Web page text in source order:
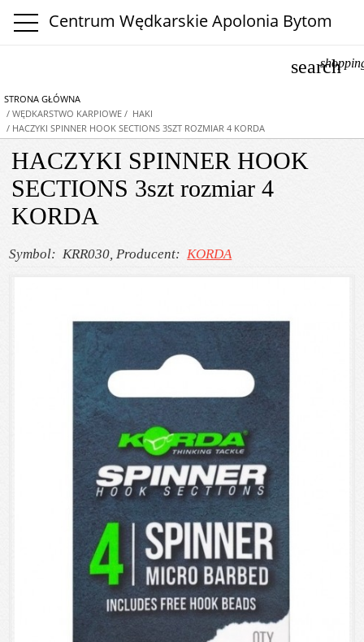
Centrum Wędkarskie Apolonia Bytom
search
STRONA GŁÓWNA
/ WĘDKARSTWO KARPIOWE / HAKI
/ HACZYKI SPINNER HOOK SECTIONS 3SZT ROZMIAR 4 KORDA
HACZYKI SPINNER HOOK
SECTIONS 3szt rozmiar 4
KORDA
Symbol: KRR030, Producent:KORDA